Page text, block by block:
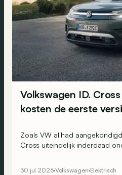
Volkswagen ID.
kosten de eerste
Zoals VW al had
Cross uiteindelijk inderdaad
30 jul 2026 Volkswagen Elektrisch